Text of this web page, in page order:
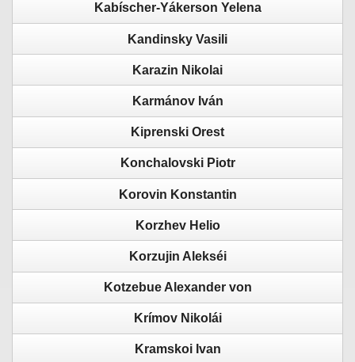
Kabíscher-Yákerson Yelena
Kandinsky Vasili
Karazin Nikolai
Karmánov Iván
Kiprenski Orest
Konchalovski Piotr
Korovin Konstantin
Korzhev Helio
Korzujin Alekséi
Kotzebue Alexander von
Krímov Nikolái
Kramskoi Ivan